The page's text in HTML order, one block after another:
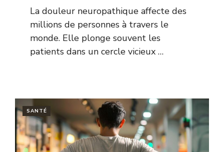
La douleur neuropathique affecte des
millions de personnes à travers le
monde. Elle plonge souvent les
patients dans un cercle vicieux …
SANTÉ